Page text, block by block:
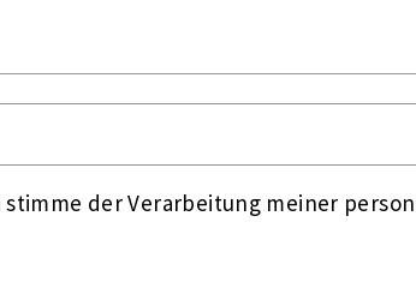
stimme der Verarbeitung meiner